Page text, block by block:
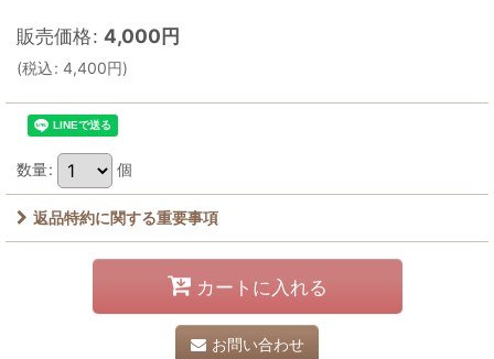
販売価格: 4,000円
(税込: 4,400円)
数量: 個
返品特約に関する重要事項
カートに入れる
お問い合わせ